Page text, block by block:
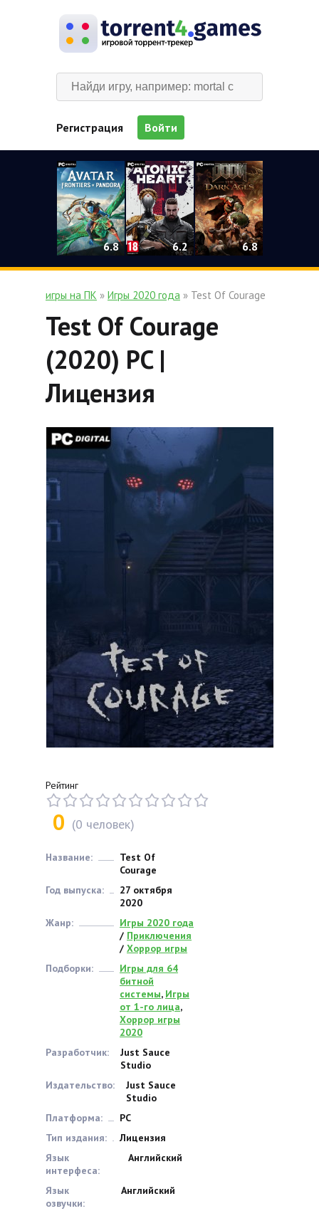
Регистрация Войти
6.8 6.2 6.8
игры на ПК » Игры 2020 года » Test Of Courage
Test Of Courage
(2020) PC |
Лицензия
Рейтинг
0 (0 человек)
Название:
Test Of
Courage
Год выпуска:
27 октября
2020
Жанр:
Игры 2020 года
/ Приключения
/ Хоррор игры
Подборки:
Игры для 64
битной
системы, Игры
от 1-го лица,
Хоррор игры
2020
Разработчик:
Just Sauce
Studio
Издательство:
Just Sauce
Studio
Платформа:
PC
Тип издания:
Лицензия
Язык
интерфеса:
Английский
Язык
озвучки:
Английский